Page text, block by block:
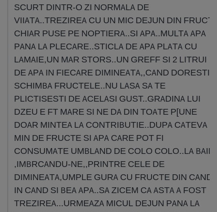
SCURT DINTR-O ZI NORMALA DE
VIIATA..TREZIREA CU UN MIC DEJUN DIN
CHIAR PUSE PE NOPTIERA..SI APA..MULTA APA
PANA LA PLECARE..STICLA DE APA PLATA CU
LAMAIE,UN MAR STORS..UN GREFF SI 2 LITRUI
DE APA IN FIECARE DIMINEATA,,CAND DORESTI
SCHIMBA FRUCTELE..NU LASA SA TE
PLICTISESTI DE ACELASI GUST..GRADINA LUI
DZEU E FT MARE SI NE DA DIN TOATE P[UNE
DOAR MINTEA LA CONTRIBUTIE..DUPA CATEVA
MIN DE FRUCTE SI APA CARE POT FI
CONSUMATE UMBLAND DE COLO COLO..LA BAIE
,IMBRCANDU-NE,,PRINTRE CELE DE
DIMINEATA,UMPLE GURA CU FRUCTE DIN CAND
IN CAND SI BEA APA..SA ZICEM CA ASTA A FOST
TREZIREA...URMEAZA MICUL DEJUN PANA LA